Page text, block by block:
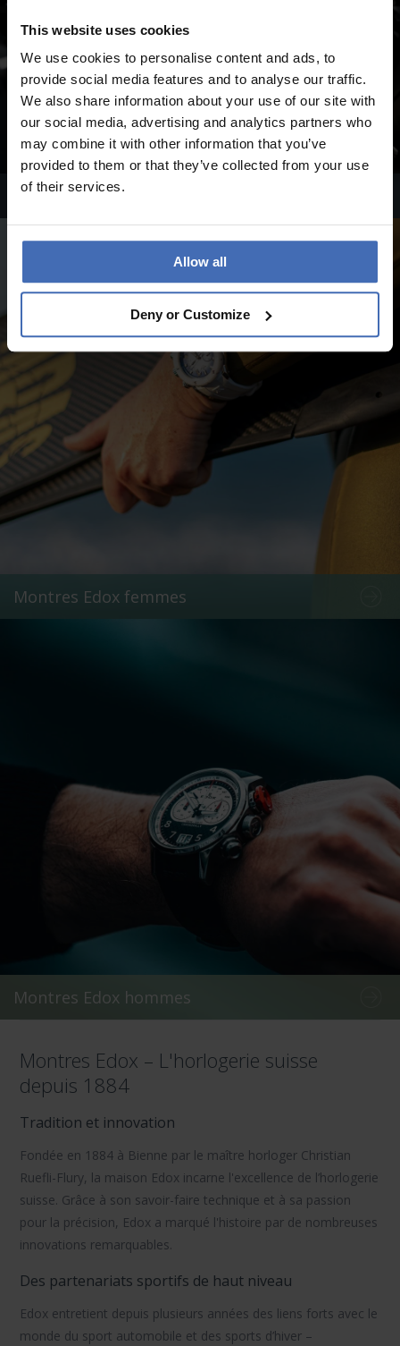
This website uses cookies
We use cookies to personalise content and ads, to
provide social media features and to analyse our traffic.
We also share information about your use of our site with
our social media, advertising and analytics partners who
may combine it with other information that you’ve
provided to them or that they’ve collected from your use
of their services.
Allow all
Deny or Customize
Montres automatiques Edox
Montres Edox femmes
Montres Edox hommes
Montres Edox – L'horlogerie suisse
depuis 1884
Tradition et innovation
Fondée en 1884 à Bienne par le maître horloger Christian
Ruefli-Flury, la maison Edox incarne l'excellence de l’horlogerie
suisse. Grâce à son savoir-faire technique et à sa passion
pour la précision, Edox a marqué l'histoire par de nombreuses
innovations remarquables.
Des partenariats sportifs de haut niveau
Edox entretient depuis plusieurs années des liens forts avec le
monde du sport automobile et des sports d’hiver –